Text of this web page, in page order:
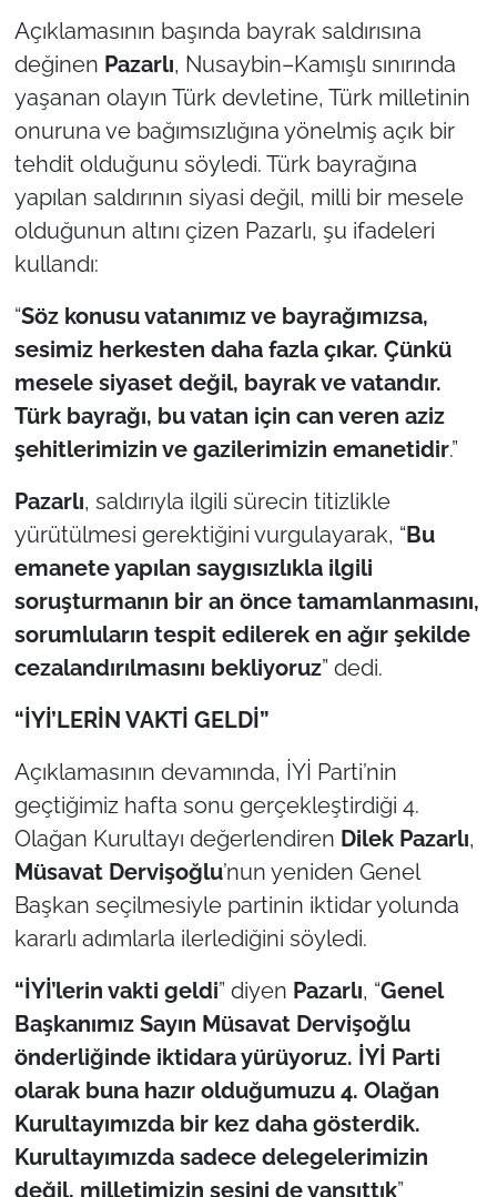
Açıklamasının başında bayrak saldırısına
değinen Pazarlı, Nusaybin–Kamışlı sınırında
yaşanan olayın Türk devletine, Türk milletinin
onuruna ve bağımsızlığına yönelmiş açık bir
tehdit olduğunu söyledi. Türk bayrağına
yapılan saldırının siyasi değil, milli bir mesele
olduğunun altını çizen Pazarlı, şu ifadeleri
kullandı:
“Söz konusu vatanımız ve bayrağımızsa,
sesimiz herkesten daha fazla çıkar. Çünkü
mesele siyaset değil, bayrak ve vatandır.
Türk bayrağı, bu vatan için can veren aziz
şehitlerimizin ve gazilerimizin emanetidir.”
Pazarlı, saldırıyla ilgili sürecin titizlikle
yürütülmesi gerektiğini vurgulayarak, “Bu
emanete yapılan saygısızlıkla ilgili
soruşturmanın bir an önce tamamlanmasını,
sorumluların tespit edilerek en ağır şekilde
cezalandırılmasını bekliyoruz” dedi.
“İYİ’LERİN VAKTİ GELDİ”
Açıklamasının devamında, İYİ Parti’nin
geçtiğimiz hafta sonu gerçekleştirdiği 4.
Olağan Kurultayı değerlendiren Dilek Pazarlı,
Müsavat Dervişoğlu’nun yeniden Genel
Başkan seçilmesiyle partinin iktidar yolunda
kararlı adımlarla ilerlediğini söyledi.
“İYİ’lerin vakti geldi” diyen Pazarlı, “Genel
Başkanımız Sayın Müsavat Dervişoğlu
önderliğinde iktidara yürüyoruz. İYİ Parti
olarak buna hazır olduğumuzu 4. Olağan
Kurultayımızda bir kez daha gösterdik.
Kurultayımızda sadece delegelerimizin
değil, milletimizin sesini de yansıttık”
Flaş Haber
Dış Haberler
Magazin
İş Dünyası
Bilim Teknoloji
English News
Canlı Maç
Finans
Genel-A
Gündem-Eğitim